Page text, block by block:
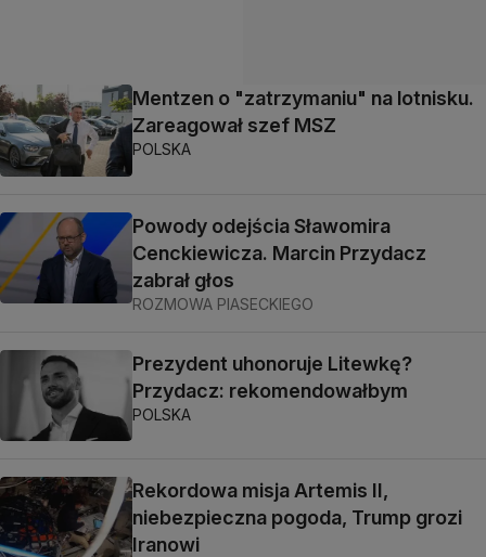
Mentzen o "zatrzymaniu" na lotnisku.
Zareagował szef MSZ
POLSKA
Powody odejścia Sławomira
Cenckiewicza. Marcin Przydacz
zabrał głos
ROZMOWA PIASECKIEGO
Prezydent uhonoruje Litewkę?
Przydacz: rekomendowałbym
POLSKA
Rekordowa misja Artemis II,
niebezpieczna pogoda, Trump grozi
Iranowi